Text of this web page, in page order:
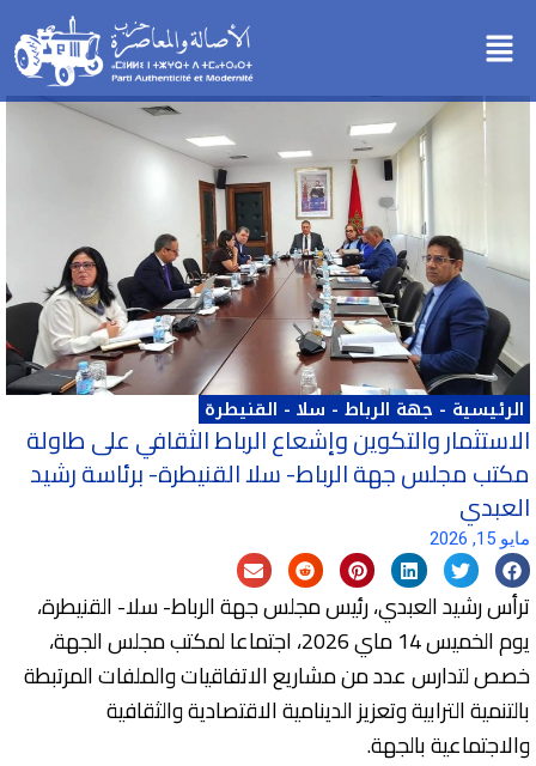
إلىMenu
الرئيسية - جهة الرباط - سلا - القنيطرة
الاستثمار والتكوين وإشعاع الرباط الثقافي على طاولة
مكتب مجلس جهة الرباط- سلا القنيطرة- برئاسة رشيد
العبدي
مايو 15, 2026
ترأس رشيد العبدي، رئيس مجلس جهة الرباط- سلا- القنيطرة،
يوم الخميس 14 ماي 2026، اجتماعا لمكتب مجلس الجهة،
خصص لتدارس عدد من مشاريع الاتفاقيات والملفات المرتبطة
بالتنمية الترابية وتعزيز الدينامية الاقتصادية والثقافية
والاجتماعية بالجهة.